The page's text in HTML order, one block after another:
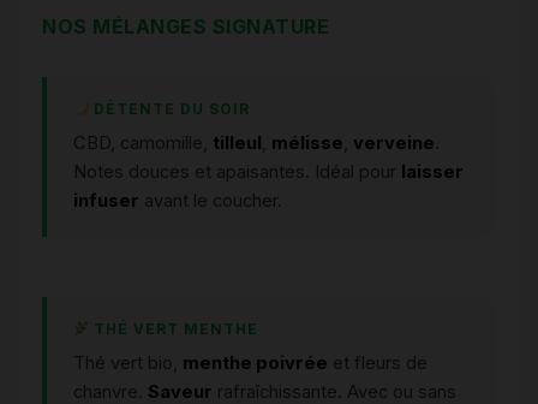
NOS MÉLANGES SIGNATURE
DÉTENTE DU SOIR
CBD, camomille, tilleul, mélisse, verveine
Notes douces et apaisantes. Idéal pour laisser
infuser avant le coucher.
THÉ VERT MENTHE
Thé vert bio, menthe poivrée et fleurs de
chanvre. Saveur rafraîchissante. Avec ou sans